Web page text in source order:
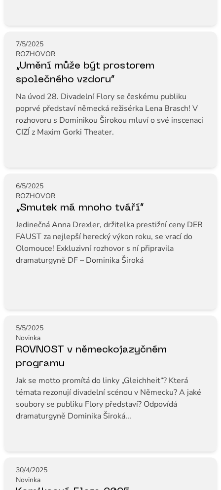
7/5/2025
ROZHOVOR
„Umění může být prostorem
společného vzdoru“
Na úvod 28. Divadelní Flory se českému publiku
poprvé představí německá režisérka Lena Brasch! V
rozhovoru s Dominikou Širokou mluví o své inscenaci
CIZÍ z Maxim Gorki Theater.
6/5/2025
ROZHOVOR
„Smutek má mnoho tváří“
Jedinečná Anna Drexler, držitelka prestižní ceny DER
FAUST za nejlepší herecký výkon roku, se vrací do
Olomouce! Exkluzivní rozhovor s ní připravila
dramaturgyně DF – Dominika Široká
5/5/2025
Novinka
ROVNOST v německojazyčném
programu
Jak se motto promítá do linky „Gleichheit“? Která
témata rezonují divadelní scénou v Německu? A jaké
soubory se publiku Flory představí? Odpovídá
dramaturgyně Dominika Široká...
30/4/2025
Novinka